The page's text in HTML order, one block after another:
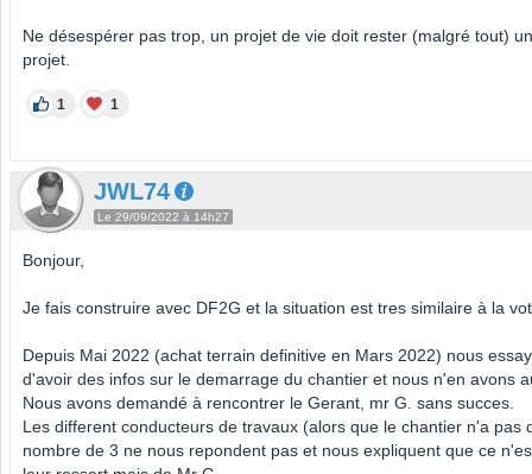
Ne désespérer pas trop, un projet de vie doit rester (malgré tout)
projet.
1 1
JWL74
Le 29/09/2022 à 14h27
Bonjour,
Je fais construire avec DF2G et la situation est tres similaire à la
Depuis Mai 2022 (achat terrain definitive en Mars 2022) nous
d'avoir des infos sur le demarrage du chantier et nous n'en avons
Nous avons demandé à rencontrer le Gerant, mr G. sans succes.
Les different conducteurs de travaux (alors que le chantier n'a pas
nombre de 3 ne nous repondent pas et nous expliquent que ce